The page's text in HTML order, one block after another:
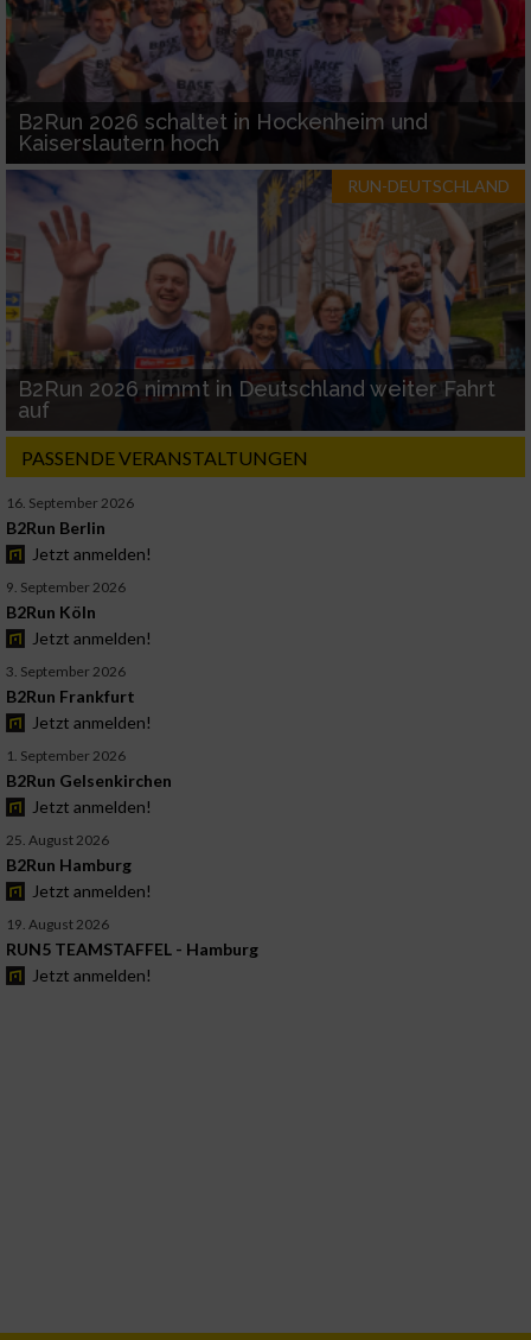
B2Run 2026 schaltet in Hockenheim und
Kaiserslautern hoch
RUN-DEUTSCHLAND
B2Run 2026 nimmt in Deutschland weiter Fahrt
auf
PASSENDE VERANSTALTUNGEN
16. September 2026
B2Run Berlin
Jetzt anmelden!
9. September 2026
B2Run Köln
Jetzt anmelden!
3. September 2026
B2Run Frankfurt
Jetzt anmelden!
1. September 2026
B2Run Gelsenkirchen
Jetzt anmelden!
25. August 2026
B2Run Hamburg
Jetzt anmelden!
19. August 2026
RUN5 TEAMSTAFFEL - Hamburg
Jetzt anmelden!